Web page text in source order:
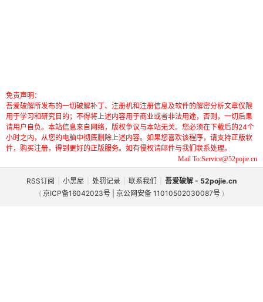
免责声明：
吾爱破解所发布的一切破解补丁、注册机和注册信息及软件的解密分析文章仅限
用于学习和研究目的；不得将上述内容用于商业或者非法用途，否则，一切后果
请用户自负。本站信息来自网络，版权争议与本站无关。您必须在下载后的24个
小时之内，从您的电脑中彻底删除上述内容。如果您喜欢该程序，请支持正版软
件，购买注册，得到更好的正版服务。如有侵权请邮件与我们联系处理。
Mail To:Service@52pojie.cn
RSS订阅 小黑屋 处罚记录 联系我们
吾爱破解 - 52pojie.cn
( 京ICP备16042023号 | 京公网安备 11010502030087号 )